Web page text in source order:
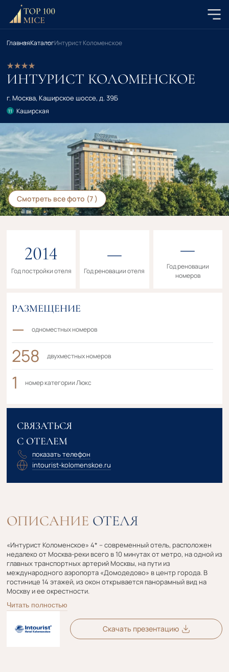
ГлавнаяКаталогИнтурист Коломенское
ИНТУРИСТ КОЛОМЕНСКОЕ
г. Москва, Каширское шоссе, д. 39Б
11 Каширская
Смотреть все фото (7 )
2014
Год постройки отеля
—
Год реновации отеля
—
Год реновации
номеров
СВЯЗАТЬСЯ
С ОТЕЛЕМ
показать телефон
intourist-kolomenskoe.ru
РАЗМЕЩЕНИЕ
— одноместных номеров
258 двухместных номеров
1 номер категории Люкс
ОПИСАНИЕ ОТЕЛЯ
«Интурист Коломенское» 4* – современный отель, расположен
недалеко от Москва-реки всего в 10 минутах от метро, на одной из
главных транспортных артерий Москвы, на пути из
международного аэропорта «Домодедово» в центр города. В
гостинице 14 этажей, из окон открывается панорамный вид на
Москву и ее окрестности.
Читать полностью
Скачать презентацию